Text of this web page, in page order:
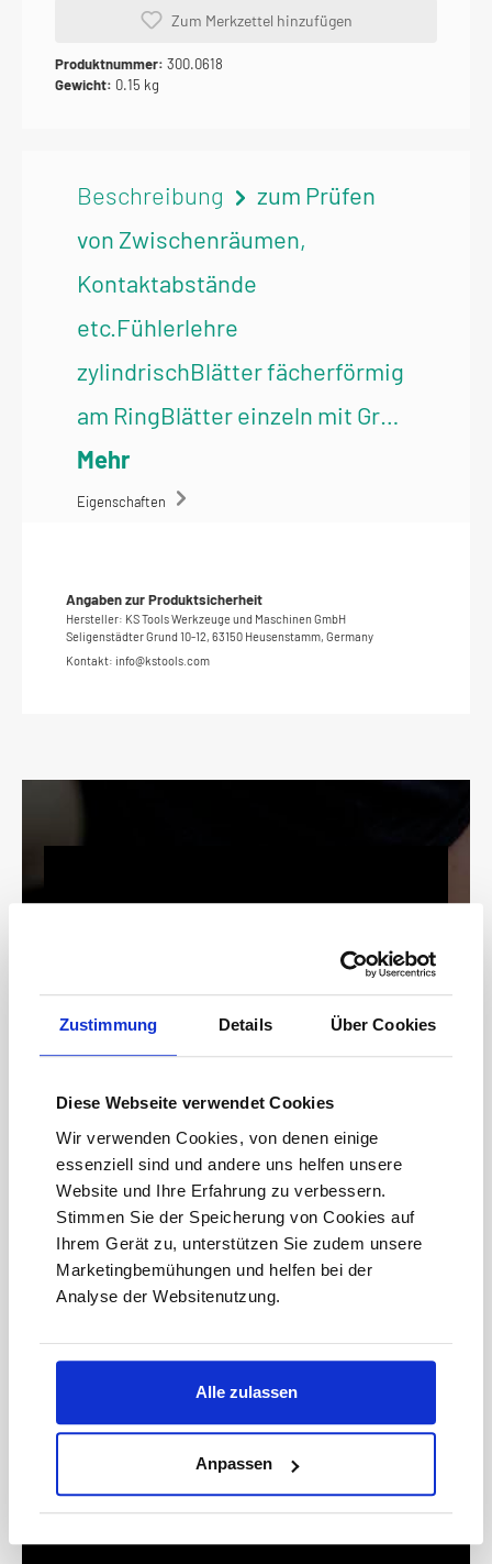
Zustimmung Details Über Cookies
Diese Webseite verwendet Cookies
Wir verwenden Cookies, von denen einige
essenziell sind und andere uns helfen unsere
Website und Ihre Erfahrung zu verbessern.
Stimmen Sie der Speicherung von Cookies auf
Ihrem Gerät zu, unterstützen Sie zudem unsere
Marketingbemühungen und helfen bei der
Analyse der Websitenutzung.
Alle zulassen
Anpassen
Zum Merkzettel hinzufügen
Produktnummer: 300.0618
Gewicht: 0.15 kg
Beschreibung
zum Prüfen
von Zwischenräumen,
Kontaktabstände
etc.Fühlerlehre
zylindrischBlätter fächerförmig
am RingBlätter einzeln mit Gr…
Mehr
Eigenschaften
Angaben zur Produktsicherheit
Hersteller: KS Tools Werkzeuge und Maschinen GmbH
Seligenstädter Grund 10-12, 63150 Heusenstamm, Germany
Kontakt: info@kstools.com
Bleiben Sie auf dem Laufenden mit unserem
Newsletter und erhalten Sie Informationen zu
sich zusätzlich einen 15€ Gutschein* für Ihren
E-
Mail-
Adresse*
anmelden
* Der Gutschein ist ab einem Warenwert von 200 € einlösbar.